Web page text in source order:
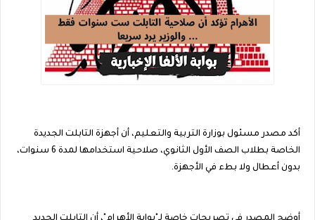
أكد مصدر مسئول بوزارة التربية والتعليم، أن أجهزة التابلت الجديدة
الخاصة بطلاب الصف الأول الثانوي، صلاحية استخدامها لمدة 6 سنوات،
بدون أعطال ولا بطء في الأجهزة.